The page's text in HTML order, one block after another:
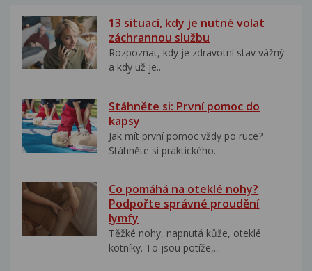
13 situací, kdy je nutné volat
záchrannou službu
Rozpoznat, kdy je zdravotní stav vážný
a kdy už je...
Stáhněte si: První pomoc do
kapsy
Jak mít první pomoc vždy po ruce?
Stáhněte si praktického...
Co pomáhá na oteklé nohy?
Podpořte správné proudění
lymfy
Těžké nohy, napnutá kůže, oteklé
kotníky. To jsou potíže,...